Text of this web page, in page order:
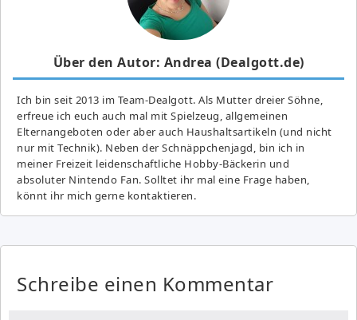
Über den Autor: Andrea (Dealgott.de)
Ich bin seit 2013 im Team-Dealgott. Als Mutter dreier Söhne,
erfreue ich euch auch mal mit Spielzeug, allgemeinen
Elternangeboten oder aber auch Haushaltsartikeln (und nicht
nur mit Technik). Neben der Schnäppchenjagd, bin ich in
meiner Freizeit leidenschaftliche Hobby-Bäckerin und
absoluter Nintendo Fan. Solltet ihr mal eine Frage haben,
könnt ihr mich gerne kontaktieren.
Schreibe einen Kommentar